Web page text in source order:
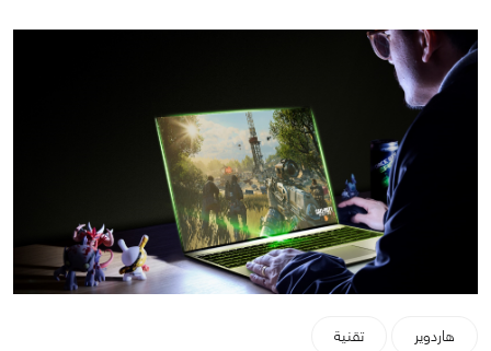
هاردوير تقنية